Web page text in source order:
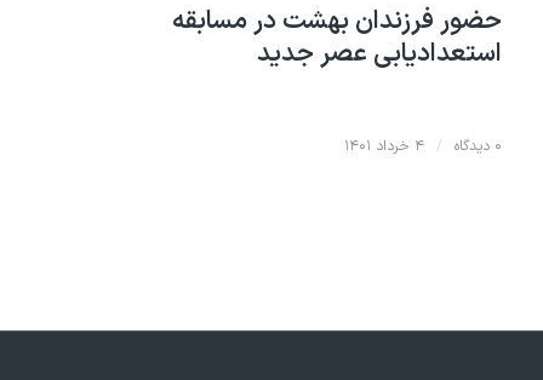
حضور فرزندان بهشت در مسابقه
استعدادیابی عصر جدید
۰ دیدگاه / ۴ خرداد ۱۴۰۱